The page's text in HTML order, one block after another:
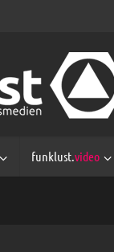
funklust.video